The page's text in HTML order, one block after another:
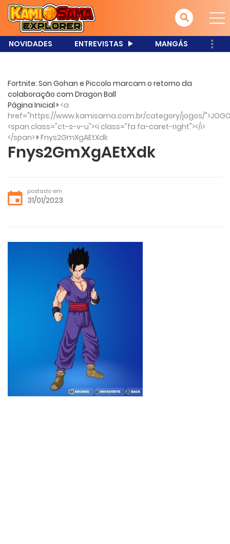
NOVIDADES ENTREVISTAS MANGÁS
Fortnite: Son Gohan e Piccolo marcam o retorno da
colaboração com Dragon Ball
Página Inicial <a
href="https://www.kamisama.com.br/category/jogos/
<span class="ct-s-v-u"><i class="fa fa-caret-right"></i>
</span> Fnys2GmXgAEtXdk
Fnys2GmXgAEtXdk
postado em
31/01/2023